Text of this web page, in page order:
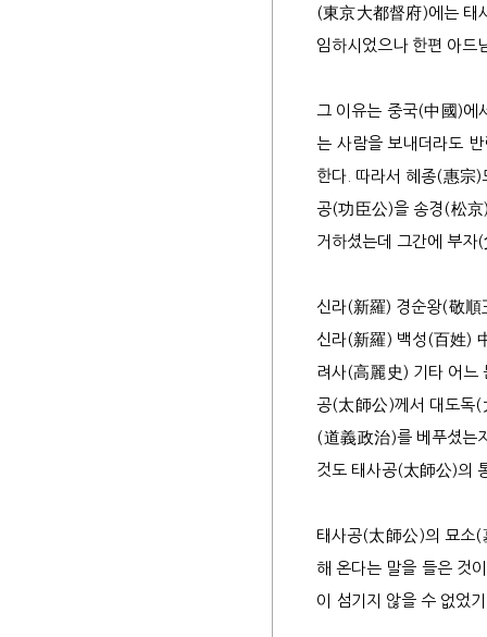
(東京大都督府)에는 태
임하시었으나 한편 아
그 이유는 중국(中國)에
는 사람을 보내더라도
한다. 따라서 혜종(惠宗
공(功臣公)을 송경(松京
거하셨는데 그간에 부자
신라(新羅) 경순왕(敬順
신라(新羅) 백성(百姓)
려사(高麗史) 기타 어느
공(太師公)께서 대도독(
(道義政治)를 베푸셨는
것도 태사공(太師公)의
태사공(太師公)의 묘소(
해 온다는 말을 들은 것
이 섬기지 않을 수 없었